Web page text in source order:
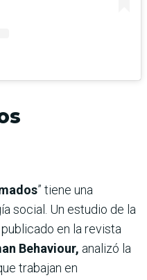
” tiene una
social. Un estudio de la
publicado en la revista
Behaviour, analizó la
trabajan en